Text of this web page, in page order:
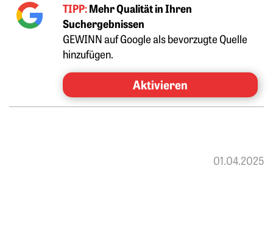
TIPP:Mehr Qualität in Ihren
Suchergebnissen
GEWINN auf Google als bevorzugte Quelle
hinzufügen.
Aktivieren
01.04.2025